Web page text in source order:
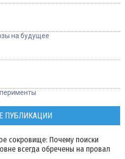
на будущее
ПУБЛИКАЦИИ
сокровище: Почему поиски
всегда обречены на провал